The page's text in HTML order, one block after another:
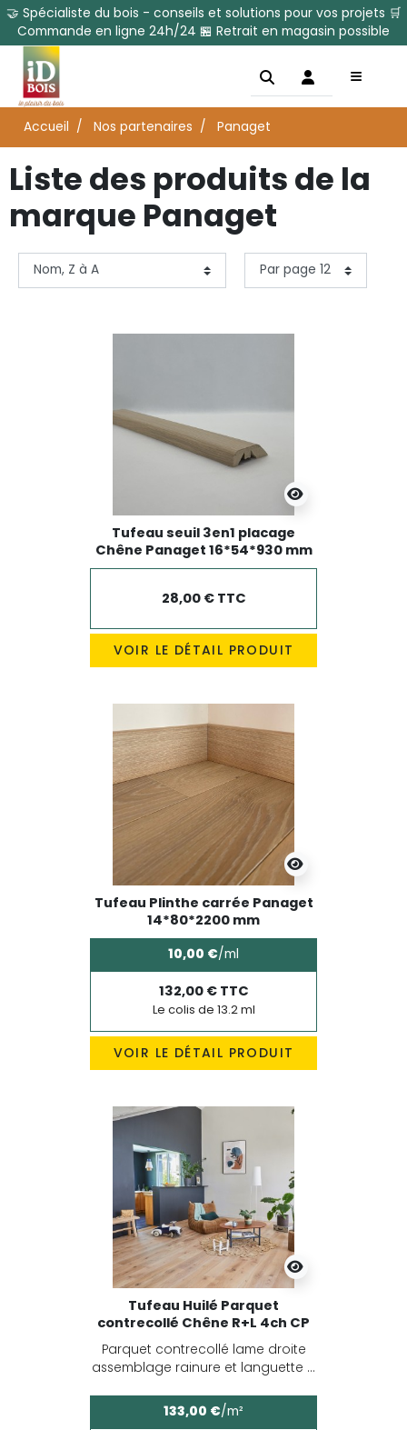
🤝 Spécialiste du bois - conseils et solutions pour vos projets 🛒
Commande en ligne 24h/24 🏪 Retrait en magasin possible
Accueil Nos partenaires Panaget
Liste des produits de la
marque Panaget
Tufeau seuil 3en1 placage
Chêne Panaget 16*54*930 mm
28,00 € TTC
VOIR LE DÉTAIL PRODUIT
Tufeau Plinthe carrée Panaget
14*80*2200 mm
10,00 €/ml
132,00 € TTC
Le colis de 13.2 ml
VOIR LE DÉTAIL PRODUIT
Tufeau Huilé Parquet
contrecollé Chêne R+L 4ch CP
Parquet contrecollé lame droite
assemblage rainure et languette ...
133,00 €/m²